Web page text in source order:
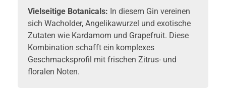
Vielseitige Botanicals: In diesem Gin vereinen
sich Wacholder, Angelikawurzel und exotische
Zutaten wie Kardamom und Grapefruit. Diese
Kombination schafft ein komplexes
Geschmacksprofil mit frischen Zitrus- und
floralen Noten.